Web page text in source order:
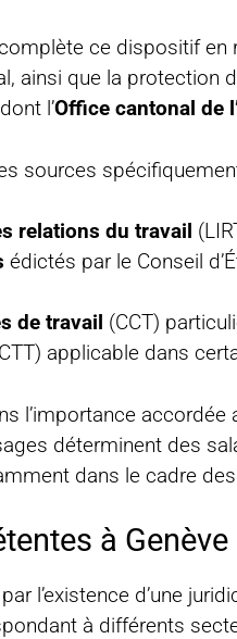
complète ce dispositif
ainsi que la protection
l’Office cantonal de
sources
relations du travail
édictés par le Conseil
de travail (CCT)
applicable dans
l’importance accordée
déterminent des
dans le cadre
à Genève
l’existence d’une
à différents